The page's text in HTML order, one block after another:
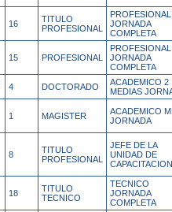
16
TITULO
PROFESIONAL
PROFESIONAL
JORNADA
COMPLETA
15 PROFESIONAL
PROFESIONAL
JORNADA
COMPLETA
4 DOCTORADO
ACADEMICO 2
MEDIAS
1 MAGISTER
ACADEMICO
JORNADA
8
TITULO
PROFESIONAL
JEFE DE LA
UNIDAD DE
CAPACITACION
18
TITULO
TECNICO
TECNICO
JORNADA
COMPLETA